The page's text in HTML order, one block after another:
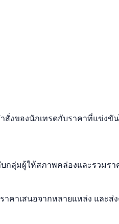
ำสั่งของนักเทรดกับราคาที่แข่ง
กลุ่มผู้ให้สภาพคล่องและรวมรา
าคาเสนอจากหลายแหล่ง และ